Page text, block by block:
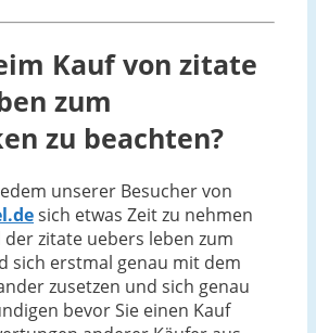
Kauf von zitate
zum
zu beachten?
unserer Besucher von
sich etwas Zeit zu nehmen
zitate uebers leben zum
sich erstmal genau mit dem
zusetzen und sich genau
bevor Sie einen Kauf